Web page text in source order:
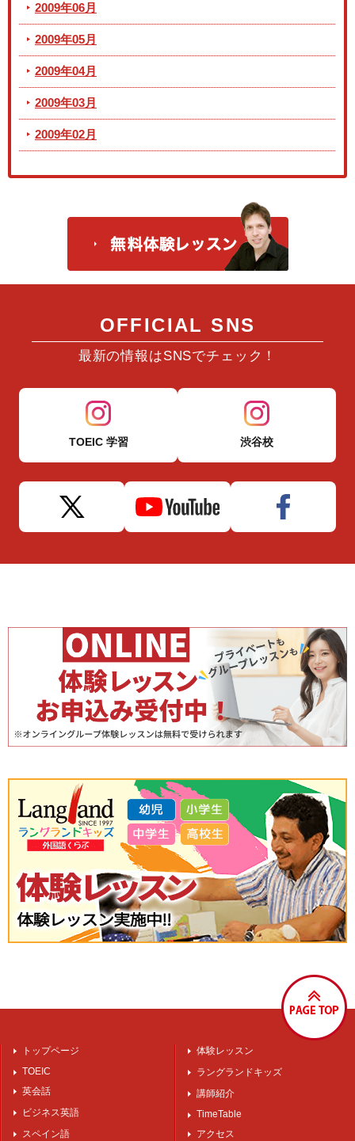
2009年06月
2009年05月
2009年04月
2009年03月
2009年02月
OFFICIAL SNS
最新の情報はSNSでチェック！
TOEIC 学習 渋谷校
トップページ
TOEIC
英会話
ビジネス英語
スペイン語
体験レッスン
ラングランドキッズ
講師紹介
TimeTable
アクセス